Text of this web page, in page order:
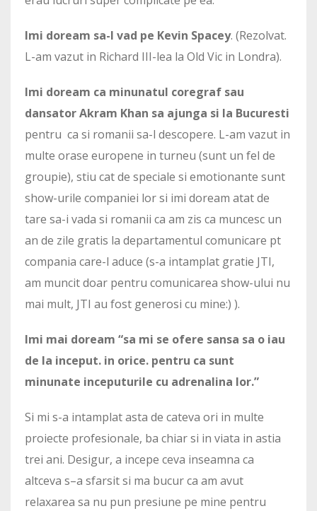
Imi doream sa-l vad pe Kevin Spacey. (Rezolvat.
L-am vazut in Richard III-lea la Old Vic in Londra).
Imi doream ca minunatul coregraf sau
dansator Akram Khan sa ajunga si la Bucuresti
pentru ca si romanii sa-l descopere. L-am vazut in
multe orase europene in turneu (sunt un fel de
groupie), stiu cat de speciale si emotionante sunt
show-urile companiei lor si imi doream atat de
tare sa-i vada si romanii ca am zis ca muncesc un
an de zile gratis la departamentul comunicare pt
compania care-l aduce (s-a intamplat gratie JTI,
am muncit doar pentru comunicarea show-ului nu
mai mult, JTI au fost generosi cu mine:) ).
Imi mai doream “sa mi se ofere sansa sa o iau
de la inceput. in orice. pentru ca sunt
minunate inceputurile cu adrenalina lor.”
Si mi s-a intamplat asta de cateva ori in multe
proiecte profesionale, ba chiar si in viata in astia
trei ani. Desigur, a incepe ceva inseamna ca
altceva s–a sfarsit si ma bucur ca am avut
relaxarea sa nu pun presiune pe mine pentru